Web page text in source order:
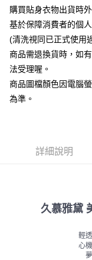
7-11付款取貨
每筆NT$65，滿
宅配
每筆NT$80，滿
購買貼身衣物出貨時
基於保障消費者的個
(清洗視同已正式使用
商品需退換貨時，如
法受理喔。
商品圖檔顏色因電腦
為準。
詳細說明
久慕雅黛
輕
心